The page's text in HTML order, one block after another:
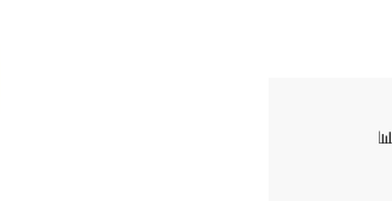
📊